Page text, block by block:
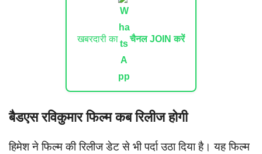
खबरदारी का चैनल JOIN करें
बैडएस रविकुमार फिल्म कब रिलीज होगी
हिमेश ने फिल्म की रिलीज डेट से भी पर्दा उठा दिया है। यह फिल्म